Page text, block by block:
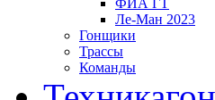
ФИА ГТ
Ле-Ман 2023
Гонщики
Трассы
Команды